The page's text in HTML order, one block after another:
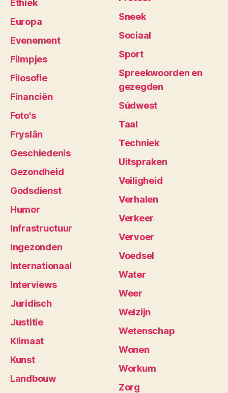
Ethiek
Europa
Evenement
Filmpjes
Filosofie
Financiën
Foto's
Fryslân
Geschiedenis
Gezondheid
Godsdienst
Humor
Infrastructuur
Ingezonden
Internationaal
Interviews
Juridisch
Justitie
Klimaat
Kunst
Landbouw
Sneek
Sociaal
Sport
Spreekwoorden en
gezegden
Súdwest
Taal
Techniek
Uitspraken
Veiligheid
Verhalen
Verkeer
Vervoer
Voedsel
Water
Weer
Welzijn
Wetenschap
Wonen
Workum
Zorg